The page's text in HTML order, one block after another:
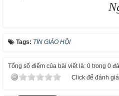
Tags: TIN GIÁO HỘI
Tổng số điểm của bài viết là: 0 trong 0
Click để đánh